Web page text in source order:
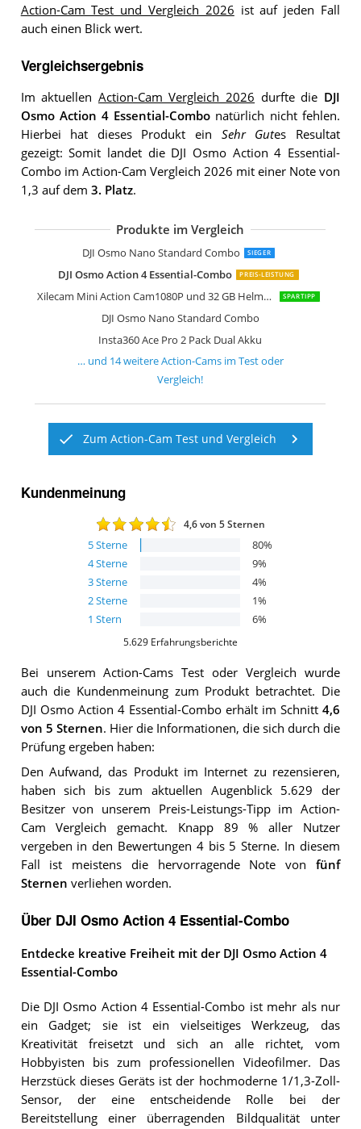
Action-Cam Test und Vergleich 2026 ist auf jeden Fall
auch einen Blick wert.
Vergleichsergebnis
Im aktuellen Action-Cam Vergleich 2026 durfte die DJI
Osmo Action 4 Essential-Combo natürlich nicht fehlen.
Hierbei hat dieses Produkt ein Sehr Gutes Resultat
gezeigt: Somit landet die DJI Osmo Action 4 Essential-
Combo im Action-Cam Vergleich 2026 mit einer Note von
1,3 auf dem 3. Platz.
Produkte im Vergleich
DJI Osmo Nano Standard Combo SIEGER
DJI Osmo Action 4 Essential-Combo PREIS-LEISTUNG
Xilecam Mini Action Cam1080P und 32 GB HelmCam SPARTIPP
DJI Osmo Nano Standard Combo
Insta360 Ace Pro 2 Pack Dual Akku
DJI Osmo Action 5 Pro Standard
GoPro MAX wasserdichte 360 Action-
Hiicam Speed 20 Action Cam
Hiicam Action Cam
AKASO EK7000 Pro 4K Action-Kamera
Tiantianle Action Cam 4K und 16 GB
LXMIMI Wifi Action Cam
NinjaCam Mini Action Cam 1080P
… und 14weitereAction-Camsim Test oder
Vergleich!
Zum Action-Cam Test und Vergleich
Kundenmeinung
4,6von 5 Sternen
5Sterne 80%
4Sterne 9%
3Sterne 4%
2Sterne 1%
1 Stern 6%
5.629 Erfahrungsberichte
Bei unseremAction-Cams Test oder Vergleich wurde
auch die Kundenmeinung zum Produkt betrachtet. Die
DJI Osmo Action 4 Essential-Comboerhält im Schnitt 4,6
von 5 Sternen. Hier die Informationen, die sich durch die
Prüfung ergeben haben:
Den Aufwand, das Produkt im Internet zu rezensieren,
haben sich bis zum aktuellen Augenblick 5.629 der
Besitzer von unserem Preis-Leistungs-Tipp im Action-
Cam Vergleich gemacht. Knapp 89 % aller Nutzer
vergeben in den Bewertungen 4 bis 5 Sterne. In diesem
Fall ist meistens die hervorragende Note von fünf
Sternen verliehen worden.
Über DJI Osmo Action 4 Essential-Combo
Entdecke kreative Freiheit mit der DJI Osmo Action 4
Essential-Combo
Die DJI Osmo Action 4 Essential-Combo ist mehr als nur
ein Gadget; sie ist ein vielseitiges Werkzeug, das
Kreativität freisetzt und sich an alle richtet, vom
Hobbyisten bis zum professionellen Videofilmer. Das
Herzstück dieses Geräts ist der hochmoderne 1/1,3-Zoll-
Sensor, der eine entscheidende Rolle bei der
Bereitstellung einer überragenden Bildqualität unter